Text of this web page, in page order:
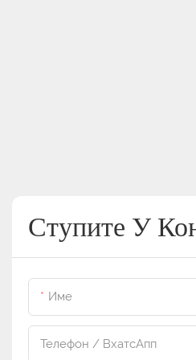
Ступите У
Име
Телефон / ВхатсАпп